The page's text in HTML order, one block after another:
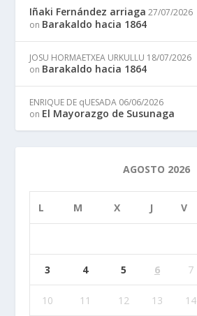
Iñaki Fernández arriaga 27/07/2026
on Barakaldo hacia 1864
JOSU HORMAETXEA URKULLU 18/07/2026
on Barakaldo hacia 1864
ENRIQUE DE qUESADA 06/06/2026
on El Mayorazgo de Susunaga
AGOSTO 2026
L M X J V
3 4 5 6 7
10 11 12 13 14